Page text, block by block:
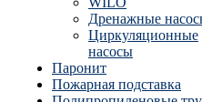
Дренажные
Циркуляционные
насосы
Паронит
Пожарная подставка